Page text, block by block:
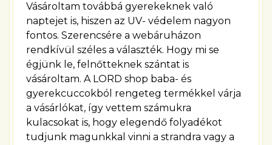
Vásároltam továbbá gyerekeknek való
naptejet is, hiszen az UV- védelem nagyon
fontos. Szerencsére a webáruházon
rendkívül széles a választék. Hogy mi se
égjünk le, felnőtteknek szántat is
vásároltam. A LORD shop baba- és
gyerekcuccokból rengeteg termékkel várja
a vásárlókat, így vettem számukra
kulacsokat is, hogy elegendő folyadékot
tudjunk magunkkal vinni a strandra vagy a